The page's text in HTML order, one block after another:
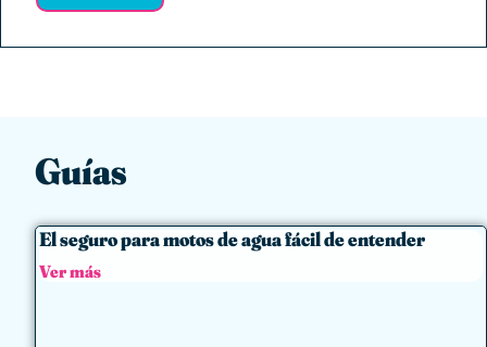
Guías
El seguro para motos de agua fácil de entender
Ver más